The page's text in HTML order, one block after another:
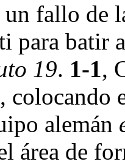
fallo de
para batir
19. 1-1,
colocando
alemán
área de